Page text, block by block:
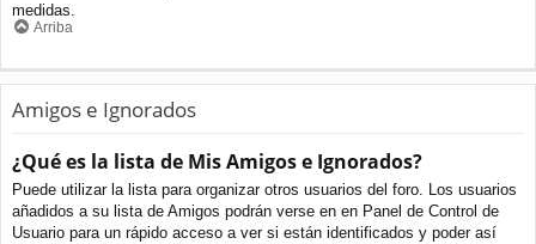
medidas.
Arriba
Amigos e Ignorados
¿Qué es la lista de Mis Amigos e Ignorados?
Puede utilizar la lista para organizar otros usuarios del foro. Los usuarios
añadidos a su lista de Amigos podrán verse en en Panel de Control de
Usuario para un rápido acceso a ver si están identificados y poder así